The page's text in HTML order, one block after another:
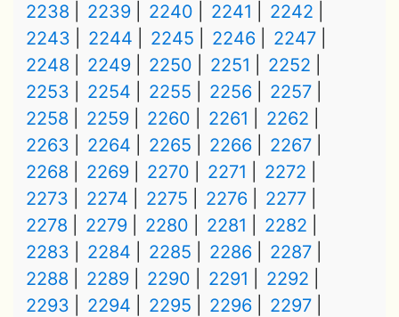
2238
2239 2240 2241
2242
2243
2244 2245 2246
2247
2248
2249 2250 2251
2252
2253
2254 2255 2256
2257
2258
2259 2260 2261
2262
2263
2264 2265 2266
2267
2268
2269 2270 2271
2272
2273
2274 2275 2276
2277
2278
2279 2280 2281
2282
2283
2284 2285 2286
2287
2288
2289 2290 2291
2292
2293
2294 2295 2296
2297